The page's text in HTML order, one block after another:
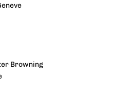
Browning